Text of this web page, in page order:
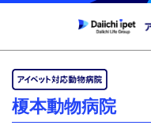
榎本動物病院